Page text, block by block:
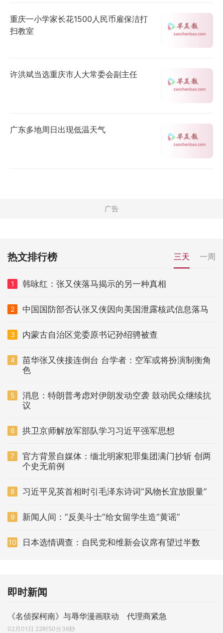
重庆一小学家长花1500人民币雇保洁打
扫教室
许洪斌当选重庆市人大常委会副主任
广东多地周日出现低温天气
热文排行榜 三天 一周
1 韩咏红：张又侠落马揭示的另一种真相
2 中国国防部否认张又侠因向美国泄露核武信息落马
3 内蒙古自治区党委原书记孙绍骋被查
4
苗华张又侠接连倒台 台学者：空军或将扮演制衡角
色
5
消息：特朗普考虑对伊朗发动空袭 鼓动民众继续抗
议
6 拱卫京师解放军部队学习习近平强军思想
7
官方背景自媒体：缅北明家犯罪集团满门抄斩 创两
个史无前例
8 习近平见英首相时引毛泽东诗词“风物长宜放眼量”
9 新闻人间：“反美斗士”给女留学生造“黄谣”
10 日本选情调查：自民党和维新会议席有望过半数
即时新闻
《名侦探柯南》与辱华漫画联动 代理商紧急
02月01日 22时50分36秒